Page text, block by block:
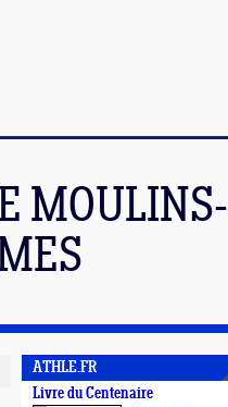
MOULINS-
ATHLE.FR
Livre du Centenaire